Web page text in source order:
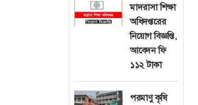
মাদরাসা শিক্ষা
অধিদপ্তরের
নিয়োগ বিজ্ঞপ্তি,
আবেদন ফি
১১২ টাকা
পরমাণু কৃষি